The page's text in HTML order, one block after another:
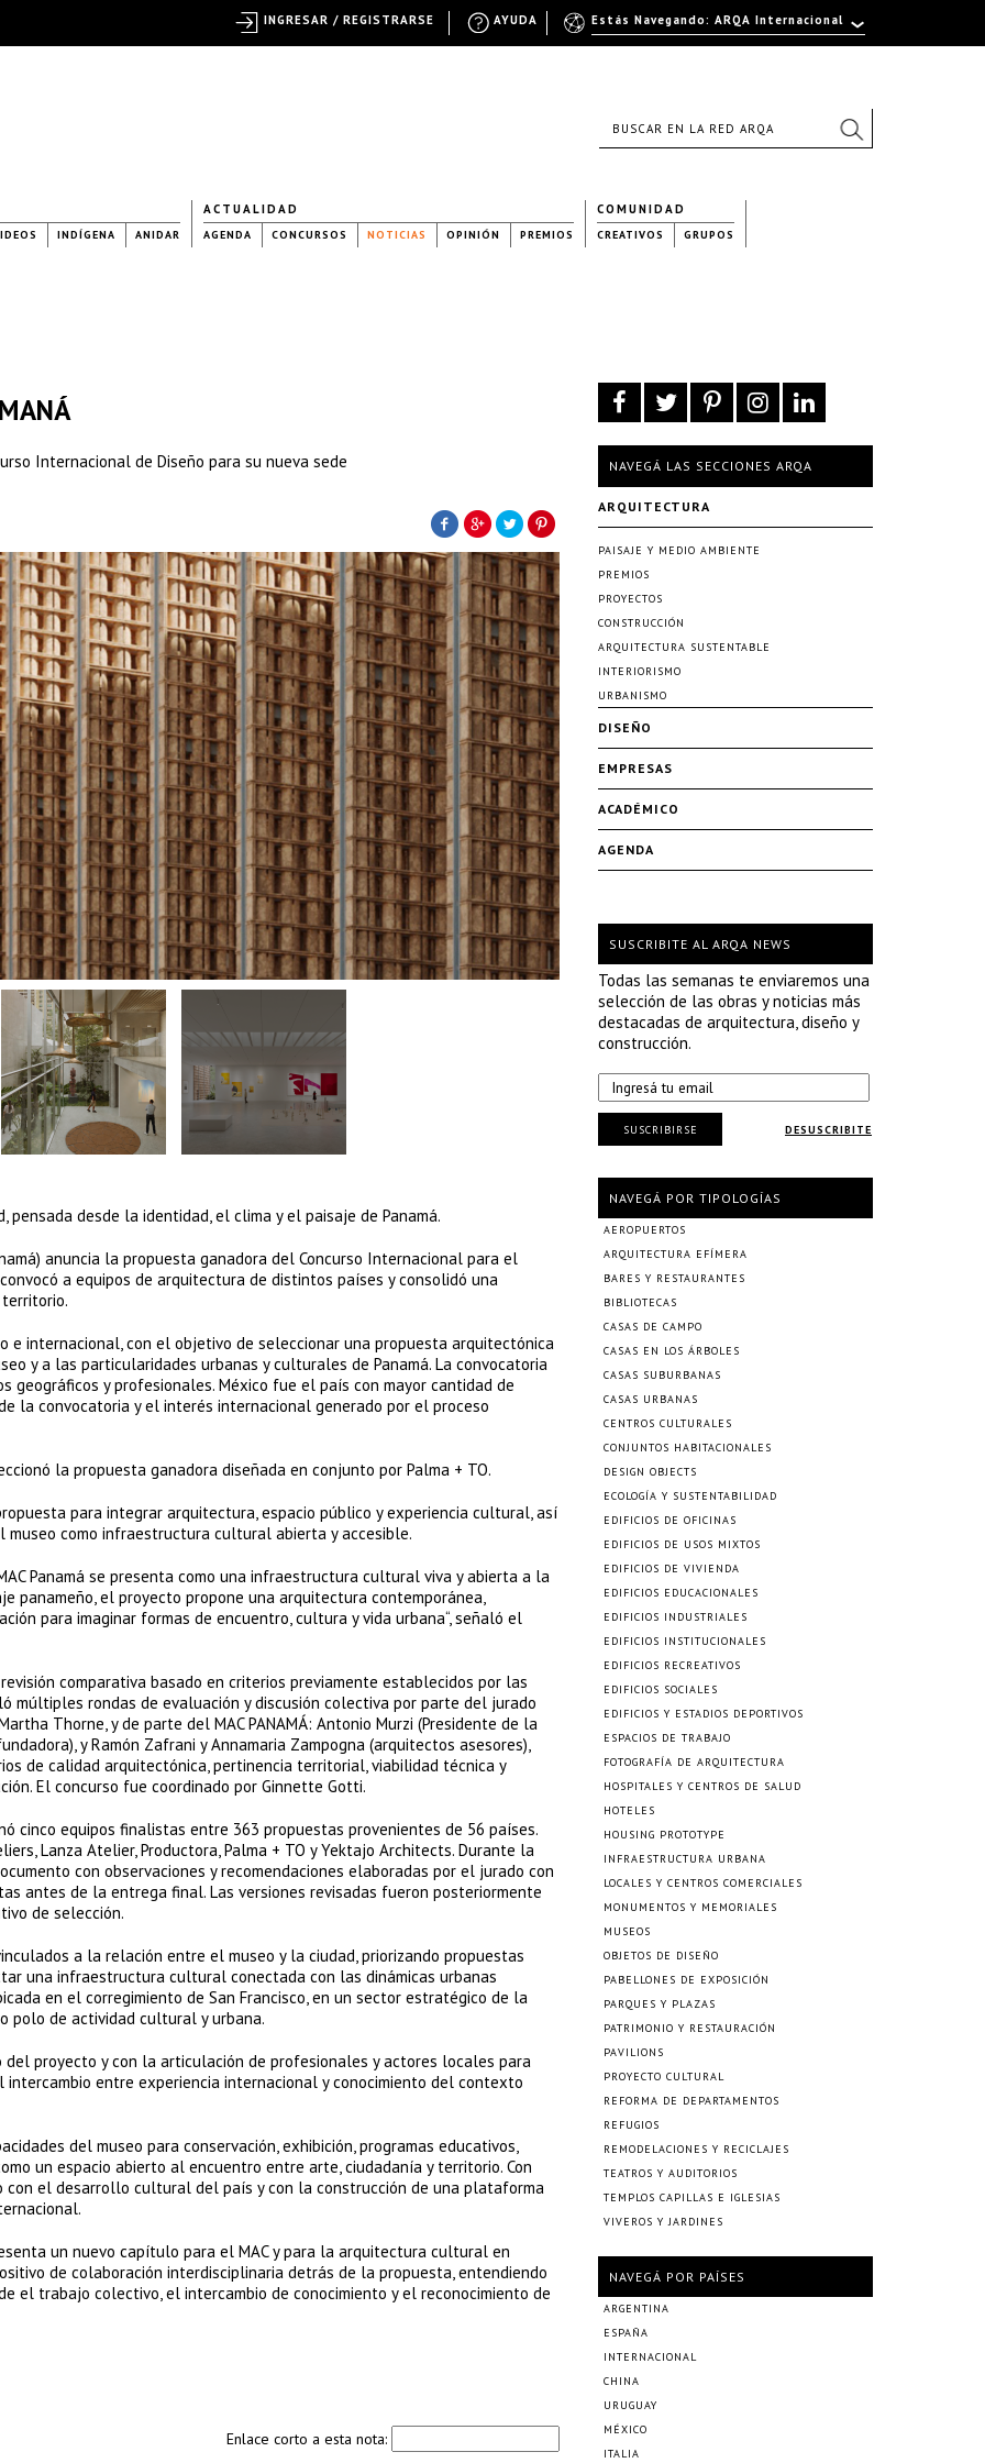
INDÍGENA ANIDAR
ACTUALIDAD
AGENDA CONCURSOS NOTICIAS OPINIÓN PREMIOS
COMUNIDAD
CREATIVOS GRUPOS
Internacional de Diseño para su nueva sede
desde la identidad, el clima y el paisaje de Panamá.
anuncia la propuesta ganadora del Concurso Internacional para el
a equipos de arquitectura de distintos países y consolidó una
e internacional, con el objetivo de seleccionar una propuesta arquitectónica
y a las particularidades urbanas y culturales de Panamá. La convocatoria
y profesionales. México fue el país con mayor cantidad de
la convocatoria y el interés internacional generado por el proceso
la propuesta ganadora diseñada en conjunto por Palma + TO.
para integrar arquitectura, espacio público y experiencia cultural, así
como infraestructura cultural abierta y accesible.
Panamá se presenta como una infraestructura cultural viva y abierta a la
panameño, el proyecto propone una arquitectura contemporánea,
para imaginar formas de encuentro, cultura y vida urbana“, señaló el
comparativa basado en criterios previamente establecidos por las
múltiples rondas de evaluación y discusión colectiva por parte del jurado
Thorne, y de parte del MAC PANAMÁ: Antonio Murzi (Presidente de la
y Ramón Zafrani y Annamaria Zampogna (arquitectos asesores),
de calidad arquitectónica, pertinencia territorial, viabilidad técnica y
El concurso fue coordinado por Ginnette Gotti.
cinco equipos finalistas entre 363 propuestas provenientes de 56 países.
Lanza Atelier, Productora, Palma + TO y Yektajo Architects. Durante la
con observaciones y recomendaciones elaboradas por el jurado con
antes de la entrega final. Las versiones revisadas fueron posteriormente
de selección.
a la relación entre el museo y la ciudad, priorizando propuestas
una infraestructura cultural conectada con las dinámicas urbanas
en el corregimiento de San Francisco, en un sector estratégico de la
polo de actividad cultural y urbana.
proyecto y con la articulación de profesionales y actores locales para
entre experiencia internacional y conocimiento del contexto
del museo para conservación, exhibición, programas educativos,
un espacio abierto al encuentro entre arte, ciudadanía y territorio. Con
con el desarrollo cultural del país y con la construcción de una plataforma
un nuevo capítulo para el MAC y para la arquitectura cultural en
de colaboración interdisciplinaria detrás de la propuesta, entendiendo
el trabajo colectivo, el intercambio de conocimiento y el reconocimiento de
Enlace corto a esta nota:
NAVEGÁ LAS SECCIONES ARQA
ARQUITECTURA
PAISAJE Y MEDIO AMBIENTE
PREMIOS
PROYECTOS
CONSTRUCCIÓN
ARQUITECTURA SUSTENTABLE
INTERIORISMO
URBANISMO
DISEÑO
EMPRESAS
ACADÉMICO
AGENDA
SUSCRIBITE AL ARQA NEWS
Todas las semanas te enviaremos una
selección de las obras y noticias más
destacadas de arquitectura, diseño y
construcción.
DESUSCRIBITE
SUSCRIBIRSE
NAVEGÁ POR TIPOLOGÍAS
AEROPUERTOS
ARQUITECTURA EFÍMERA
BARES Y RESTAURANTES
BIBLIOTECAS
CASAS DE CAMPO
CASAS EN LOS ÁRBOLES
CASAS SUBURBANAS
CASAS URBANAS
CENTROS CULTURALES
CONJUNTOS HABITACIONALES
DESIGN OBJECTS
ECOLOGÍA Y SUSTENTABILIDAD
EDIFICIOS DE OFICINAS
EDIFICIOS DE USOS MIXTOS
EDIFICIOS DE VIVIENDA
EDIFICIOS EDUCACIONALES
EDIFICIOS INDUSTRIALES
EDIFICIOS INSTITUCIONALES
EDIFICIOS RECREATIVOS
EDIFICIOS SOCIALES
EDIFICIOS Y ESTADIOS DEPORTIVOS
ESPACIOS DE TRABAJO
FOTOGRAFÍA DE ARQUITECTURA
HOSPITALES Y CENTROS DE SALUD
HOTELES
HOUSING PROTOTYPE
INFRAESTRUCTURA URBANA
LOCALES Y CENTROS COMERCIALES
MONUMENTOS Y MEMORIALES
MUSEOS
OBJETOS DE DISEÑO
PABELLONES DE EXPOSICIÓN
PARQUES Y PLAZAS
PATRIMONIO Y RESTAURACIÓN
PAVILIONS
PROYECTO CULTURAL
REFORMA DE DEPARTAMENTOS
REFUGIOS
REMODELACIONES Y RECICLAJES
TEATROS Y AUDITORIOS
TEMPLOS CAPILLAS E IGLESIAS
VIVEROS Y JARDINES
NAVEGÁ POR PAÍSES
ARGENTINA
ESPAÑA
INTERNACIONAL
CHINA
URUGUAY
MÉXICO
ITALIA
Estás Navegando: ARQA Internacional
AYUDA
INGRESAR / REGISTRARSE